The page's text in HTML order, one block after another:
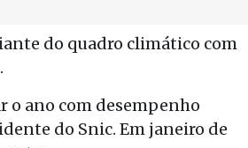
do quadro climático com
o ano com desempenho
do Snic. Em janeiro de